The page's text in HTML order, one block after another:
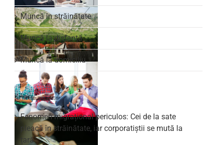
Muncă în străinătate
Muncă la distanță
Muncă la domiciliu
Articole recente
Fenomen migrațional periculos: Cei de la sate
pleacă în străinătate, iar corporatiștii se mută la
țară